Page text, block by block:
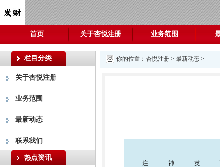
首页 关于杏悦注册 业务范围
栏目分类
关于杏悦注册
业务范围
最新动态
联系我们
热点资讯
你的位置： 杏悦注册 > 最新动态 >
注 神 英